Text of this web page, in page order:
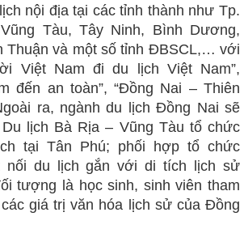
nội địa tại các tỉnh thành như Tp.
Tàu, Tây Ninh, Bình Dương,
Thuận và một số tỉnh ĐBSCL,… với
Việt Nam đi du lịch Việt Nam”,
đến an toàn”, “Đồng Nai – Thiên
ra, ngành du lịch Đồng Nai sẽ
lịch Bà Rịa – Vũng Tàu tổ chức
tại Tân Phú; phối hợp tổ chức
nối du lịch gắn với di tích lịch sử
tượng là học sinh, sinh viên tham
giá trị văn hóa lịch sử của Đồng